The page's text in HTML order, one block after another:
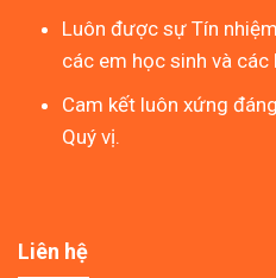
Luôn được sự Tín
các em học sinh và các
Cam kết luôn xứng
Quý vị.
Liên hệ